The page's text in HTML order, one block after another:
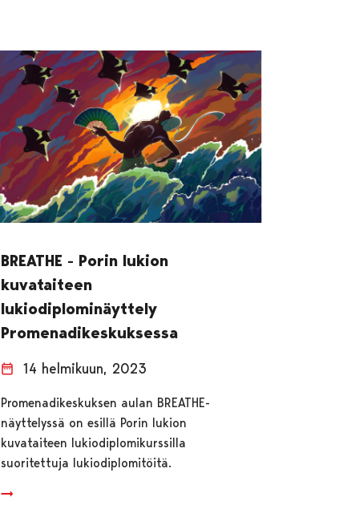
BREATHE - Porin lukion
kuvataiteen
lukiodiplominäyttely
Promenadikeskuksessa
14 helmikuun, 2023
Promenadikeskuksen aulan BREATHE-
näyttelyssä on esillä Porin lukion
kuvataiteen lukiodiplomikurssilla
suoritettuja lukiodiplomitöitä.